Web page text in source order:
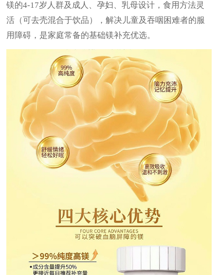
镁的4-17岁人群及成人、孕妇、乳母设计，食用方法灵
活（可去壳混合于饮品），解决儿童及吞咽困难者的服
用障碍，是家庭常备的基础镁补充优选。